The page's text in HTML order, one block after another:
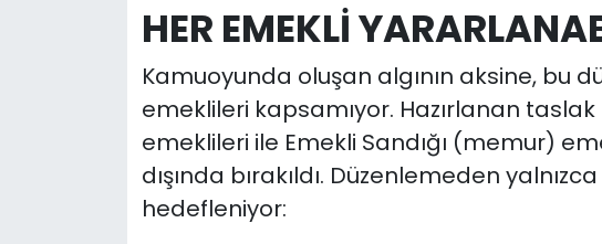
HER EMEKLİ
Kamuoyunda oluşan algının aksine, bu
emeklileri kapsamıyor. Hazırlanan
emeklileri ile Emekli Sandığı (memur)
dışında bırakıldı. Düzenlemeden
hedefleniyor: